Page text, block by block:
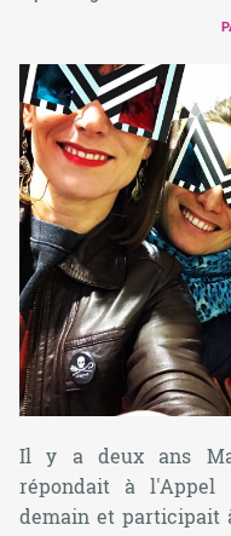
Il y a deux ans
répondait à l'Appel
demain et participait